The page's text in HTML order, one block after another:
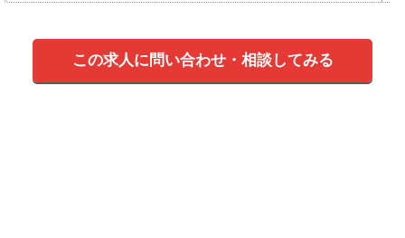
この求人に問い合わせ・相談してみる